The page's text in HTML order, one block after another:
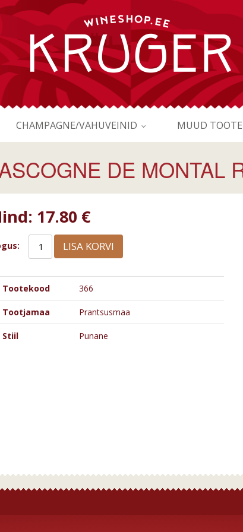
CHAMPAGNE/VAHUVEINID MUUD
DE MONTAL
17.80 €
LISA KORVI
Tootekood 366
Tootjamaa Prantsusmaa
Stiil Punane